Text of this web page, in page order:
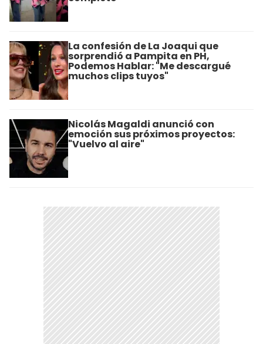
La confesión de La Joaqui que
sorprendió a Pampita en PH,
Podemos Hablar: "Me descargué
muchos clips tuyos"
Nicolás Magaldi anunció con
emoción sus próximos proyectos:
"Vuelvo al aire"